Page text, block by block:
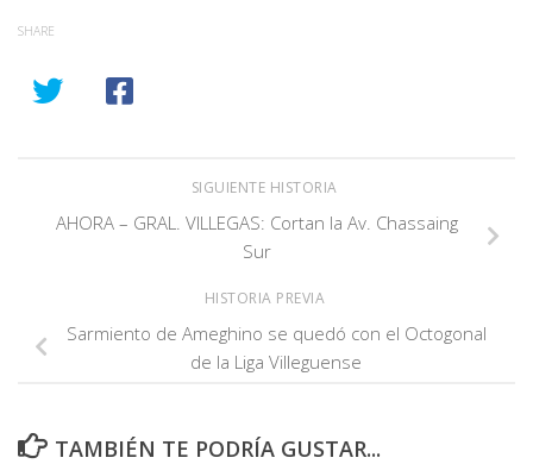
SHARE
SIGUIENTE HISTORIA
AHORA – GRAL. VILLEGAS: Cortan la Av. Chassaing
Sur
HISTORIA PREVIA
Sarmiento de Ameghino se quedó con el Octogonal
de la Liga Villeguense
TAMBIÉN TE PODRÍA GUSTAR...